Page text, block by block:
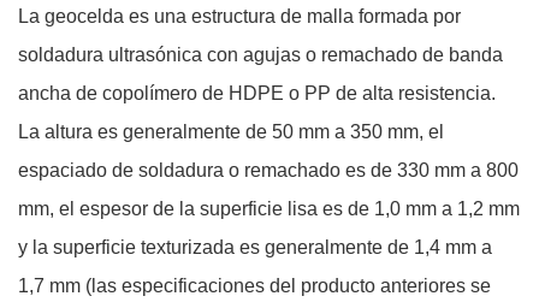
La geocelda es una estructura de malla formada por
soldadura ultrasónica con agujas o remachado de banda
ancha de copolímero de HDPE o PP de alta resistencia.
La altura es generalmente de 50 mm a 350 mm, el
espaciado de soldadura o remachado es de 330 mm a 800
mm, el espesor de la superficie lisa es de 1,0 mm a 1,2 mm
y la superficie texturizada es generalmente de 1,4 mm a
1,7 mm (las especificaciones del producto anteriores se